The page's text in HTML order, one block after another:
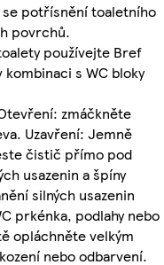
potřísnění toaletního
povrchů.
používejte Bref
kombinaci s WC bloky
zmáčkněte
Uzavření: Jemně
čistič přímo pod
usazenin a špíny
silných usazenin
prkénka, podlahy nebo
opláchněte velkým
nebo odbarvení.